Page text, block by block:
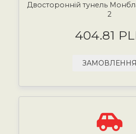
Двосторонній тунель
2
404.81
ЗАМОВЛЕННЯ